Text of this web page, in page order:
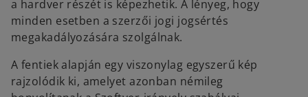
a hardver részét is képezhetik. A lényeg, hogy
minden esetben a szerzői jogi jogsértés
megakadályozására szolgálnak.
A fentiek alapján egy viszonylag egyszerű kép
rajzolódik ki, amelyet azonban némileg